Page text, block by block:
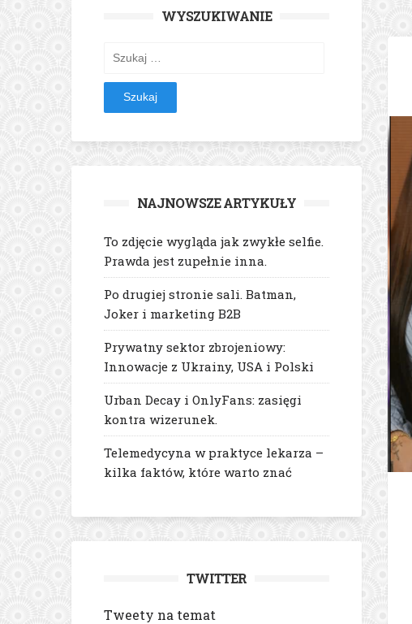
WYSZUKIWANIE
Szukaj:
NAJNOWSZE ARTYKUŁY
To zdjęcie wygląda jak zwykłe selfie.
Prawda jest zupełnie inna.
Po drugiej stronie sali. Batman,
Joker i marketing B2B
Prywatny sektor zbrojeniowy:
Innowacje z Ukrainy, USA i Polski
Urban Decay i OnlyFans: zasięgi
kontra wizerunek.
Telemedycyna w praktyce lekarza –
kilka faktów, które warto znać
TWITTER
Tweety na temat